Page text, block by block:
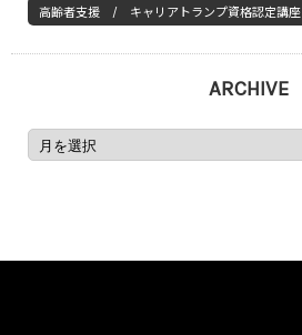
高齢者支援 / キャリアトランプ資格認定講座
ARCHIVE